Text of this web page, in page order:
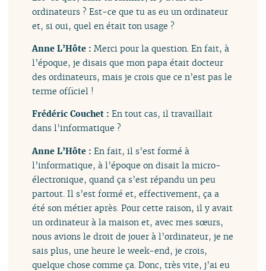
ordinateurs ? Est-ce que tu as eu un ordinateur
et, si oui, quel en était ton usage ?
Anne L’Hôte :Merci pour la question. En fait, à
l’époque, je disais que mon papa était docteur
des ordinateurs, mais je crois que ce n’est pas le
terme officiel !
Frédéric Couchet :En tout cas, il travaillait
dans l’informatique ?
Anne L’Hôte :En fait, il s’est formé à
l’informatique, à l’époque on disait la micro-
électronique, quand ça s’est répandu un peu
partout. Il s’est formé et, effectivement, ça a
été son métier après. Pour cette raison, il y avait
un ordinateur à la maison et, avec mes sœurs,
nous avions le droit de jouer à l’ordinateur, je ne
sais plus, une heure le week-end, je crois,
quelque chose comme ça. Donc, très vite, j’ai eu